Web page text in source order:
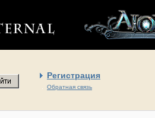
Регистрация
Обратная связь